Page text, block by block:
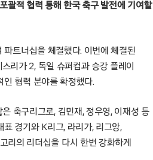
괄적 협력 통해 한국 축구 발전에 기여할
트너십을 체결했다. 이번에 체결된
리가 2, 독일 슈퍼컵과 승강 플레이
인 협력 분야를 확정했다.
축구리그로, 김민재, 정우영, 이재성 등
경기와 K리그, 라리가, 리그앙,
리의 리더십을 다시 한번 강화하게